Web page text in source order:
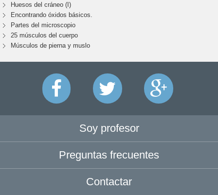
Huesos del cráneo (I)
Encontrando óxidos básicos.
Partes del microscopio
25 músculos del cuerpo
Músculos de pierna y muslo
Soy profesor
Preguntas frecuentes
Contactar